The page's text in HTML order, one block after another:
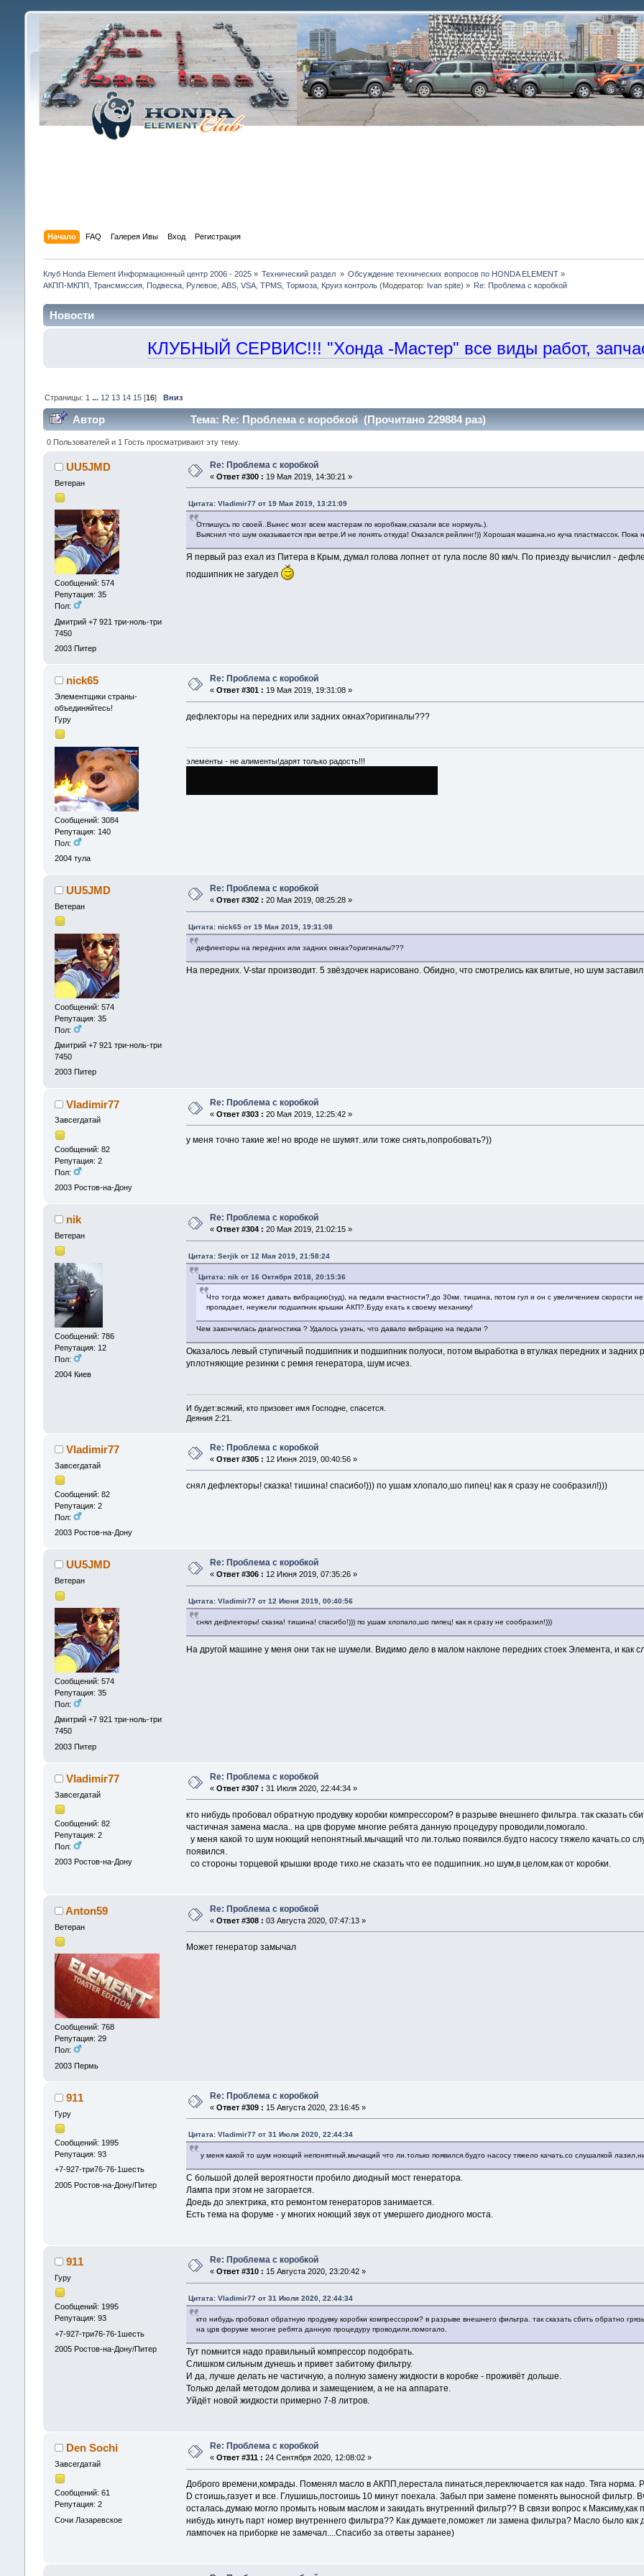
Начало FAQ Галерея Ивы Вход Регистрация
Клуб Honda Element Информационный центр 2006 - 2025» Технический раздел » Обсуждение технических вопросов по HONDA ELEMENT »
АКПП-МКПП, Трансмиссия, Подвеска, Рулевое, ABS, VSA, TPMS, Тормоза, Круиз контроль(Модератор: Ivan spite) » Re: Проблема с коробкой
Новости
КЛУБНЫЙ СЕРВИС!!! "Хонда -Мастер" все виды работ,
Страницы: 1 ... 12 13 14 15[16] Вниз
Автор Тема: Re: Проблема с коробкой (Прочитано 229884 раз)
0 Пользователей и 1 Гость просматривают эту тему.
UU5JMD
Ветеран
Сообщений: 574
Репутация: 35
Пол:
Дмитрий +7 921 три-ноль-три
7450
2003 Питер
Re: Проблема с коробкой
« Ответ #300 : 19 Мая 2019, 14:30:21 »
Цитата: Vladimir77 от 19 Мая 2019, 13:21:09
Отпишусь по своей..Вынес мозг всем мастерам по коробкам,сказали все нормуль.).
Выяснил что шум оказывается при ветре.И не понять откуда! Оказался рейлинг!)) Хорошая машина,но куча пластмассок.
Я первый раз ехал из Питера в Крым, думал голова лопнет от гула после 80 км/ч. По приезду вычислил -
подшипник не загудел
nick65
Элементщики страны-
объединяйтесь!
Гуру
Сообщений: 3084
Репутация: 140
Пол:
2004 тула
Re: Проблема с коробкой
« Ответ #301 : 19 Мая 2019, 19:31:08 »
дефлекторы на передних или задних окнах?оригиналы???
элементы - не алименты!дарят только радость!!!
UU5JMD
Ветеран
Сообщений: 574
Репутация: 35
Пол:
Дмитрий +7 921 три-ноль-три
7450
2003 Питер
Re: Проблема с коробкой
« Ответ #302 : 20 Мая 2019, 08:25:28 »
Цитата: nick65 от 19 Мая 2019, 19:31:08
дефлекторы на передних или задних окнах?оригиналы???
На передних. V-star производит. 5 звёздочек нарисовано. Обидно, что смотрелись как влитые, но шум заставил
Vladimir77
Завсегдатай
Сообщений: 82
Репутация: 2
Пол:
2003 Ростов-на-Дону
Re: Проблема с коробкой
« Ответ #303 : 20 Мая 2019, 12:25:42 »
у меня точно такие же! но вроде не шумят..или тоже снять,попробовать?))
nik
Ветеран
Сообщений: 786
Репутация: 12
Пол:
2004 Киев
Re: Проблема с коробкой
« Ответ #304 : 20 Мая 2019, 21:02:15 »
Цитата: Serjik от 12 Мая 2019, 21:58:24
Цитата: nik от 16 Октября 2018, 20:15:36
Что тогда может давать вибрацию(зуд), на педали вчастности?,до 30км. тишина, потом гул и он с увеличением скорости
пропадает, неужели подшипник крышки АКП?.Буду ехать к своему механику!
Чем закончилась диагностика ? Удалось узнать, что давало вибрацию на педали ?
Оказалось левый ступичный подшипник и подшипник полуоси, потом выработка в втулках передних и задних
уплотняющие резинки с ремня генератора, шум исчез.
И будет:всякий, кто призовет имя Господне, спасется.
Деяния 2:21.
Vladimir77
Завсегдатай
Сообщений: 82
Репутация: 2
Пол:
2003 Ростов-на-Дону
Re: Проблема с коробкой
« Ответ #305 : 12 Июня 2019, 00:40:56 »
снял дефлекторы! сказка! тишина! спасибо!))) по ушам хлопало,шо пипец! как я сразу не сообразил!)))
UU5JMD
Ветеран
Сообщений: 574
Репутация: 35
Пол:
Дмитрий +7 921 три-ноль-три
7450
2003 Питер
Re: Проблема с коробкой
« Ответ #306 : 12 Июня 2019, 07:35:26 »
Цитата: Vladimir77 от 12 Июня 2019, 00:40:56
снял дефлекторы! сказка! тишина! спасибо!))) по ушам хлопало,шо пипец! как я сразу не сообразил!)))
На другой машине у меня они так не шумели. Видимо дело в малом наклоне передних стоек Элемента, и как
Vladimir77
Завсегдатай
Сообщений: 82
Репутация: 2
Пол:
2003 Ростов-на-Дону
Re: Проблема с коробкой
« Ответ #307 : 31 Июля 2020, 22:44:34 »
кто нибудь пробовал обратную продувку коробки компрессором? в разрыве внешнего фильтра. так сказать
частичная замена масла.. на црв форуме многие ребята данную процедуру проводили,помогало.
у меня какой то шум ноющий непонятный.мычащий что ли.только появился.будто насосу тяжело качать.со
появился.
со стороны торцевой крышки вроде тихо.не сказать что ее подшипник..но шум,в целом,как от коробки.
Anton59
Ветеран
Сообщений: 768
Репутация: 29
Пол:
2003 Пермь
Re: Проблема с коробкой
« Ответ #308 : 03 Августа 2020, 07:47:13 »
Может генератор замычал
911
Гуру
Сообщений: 1995
Репутация: 93
+7-927-три76-76-1шесть
2005 Ростов-на-Дону/Питер
Re: Проблема с коробкой
« Ответ #309 : 15 Августа 2020, 23:16:45 »
Цитата: Vladimir77 от 31 Июля 2020, 22:44:34
у меня какой то шум ноющий непонятный.мычащий что ли.только появился.будто насосу тяжело качать.со слушалкой
С большой долей вероятности пробило диодный мост генератора.
Лампа при этом не загорается.
Доедь до электрика, кто ремонтом генераторов занимается.
Есть тема на форуме - у многих ноющий звук от умершего диодного моста.
911
Гуру
Сообщений: 1995
Репутация: 93
+7-927-три76-76-1шесть
2005 Ростов-на-Дону/Питер
Re: Проблема с коробкой
« Ответ #310 : 15 Августа 2020, 23:20:42 »
Цитата: Vladimir77 от 31 Июля 2020, 22:44:34
кто нибудь пробовал обратную продувку коробки компрессором? в разрыве внешнего фильтра. так сказать сбить обратно
на црв форуме многие ребята данную процедуру проводили,помогало.
Тут помнится надо правильный компрессор подобрать.
Слишком сильным дунешь и привет забитому фильтру.
И да, лучше делать не частичную, а полную замену жидкости в коробке - проживёт дольше.
Только делай методом долива и замещением, а не на аппарате.
Уйдёт новой жидкости примерно 7-8 литров.
Den Sochi
Завсегдатай
Сообщений: 61
Репутация: 2
Сочи Лазаревское
Re: Проблема с коробкой
« Ответ #311 : 24 Сентября 2020, 12:08:02 »
Доброго времени,комрады. Поменял масло в АКПП,перестала пинаться,переключается как надо. Тяга норма.
D стоишь,газует и все. Глушишь,постоишь 10 минут поехала. Забыл при замене поменять выносной фильтр.
осталась.думаю могло промыть новым маслом и закидать внутренний фильтр?? В связи вопрос к Максиму,как
нибудь кинуть парт номер внутреннего фильтра?? Как думаете,поможет ли замена фильтра? Масло было
лампочек на приборке не замечал....Спасибо за ответы заранее)